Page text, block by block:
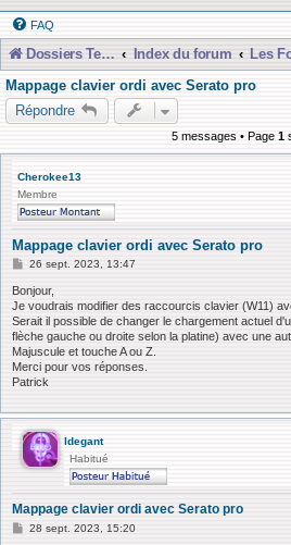
FAQ
Dossiers Techniques Index du forum
Mappage clavier ordi avec Serato pro
Répondre
5 messages • Page 1
Cherokee13
Membre
Mappage clavier ordi avec Serato pro
M
s
s
g
e
26 sept. 2023, 13:47
Bonjour,
Je voudrais modifier des raccourcis clavier (W11)
Serait il possible de changer le chargement actuel
flèche gauche ou droite selon la platine) avec une
Majuscule et touche A ou Z.
Merci pour vos réponses.
Patrick
ldegant
Habitué
Mappage clavier ordi avec Serato pro
M28 sept. 2023, 15:20